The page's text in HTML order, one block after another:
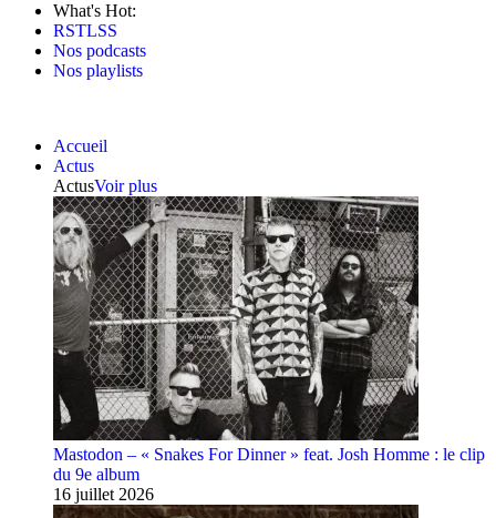
What's Hot:
RSTLSS
Nos podcasts
Nos playlists
Accueil
Actus
ActusVoir plus
Mastodon – « Snakes For Dinner » feat. Josh Homme : le clip
du 9e album
16 juillet 2026